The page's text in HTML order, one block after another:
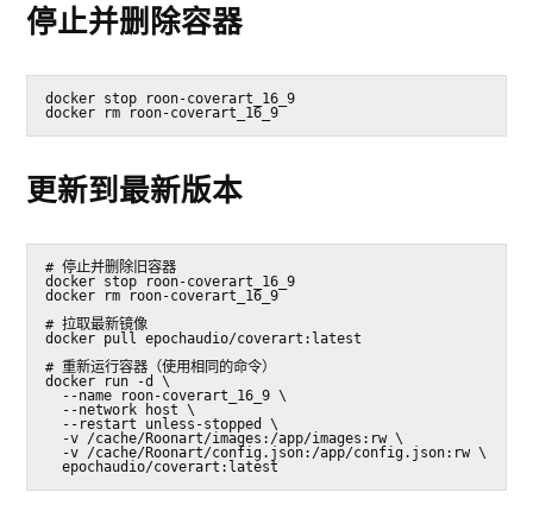
停止并删除容器
docker stop roon-coverart_16_9
docker rm roon-coverart_16_9
更新到最新版本
# 停止并删除旧容器
docker stop roon-coverart_16_9
docker rm roon-coverart_16_9
# 拉取最新镜像
docker pull epochaudio/coverart:latest
# 重新运行容器（使用相同的命令）
docker run -d \
--name roon-coverart_16_9 \
--network host \
--restart unless-stopped \
-v /cache/Roonart/images:/app/images:rw \
-v /cache/Roonart/config.json:/app/config.json:rw \
epochaudio/coverart:latest